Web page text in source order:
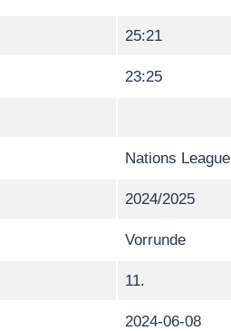
25:21
23:25
Nations League
2024/2025
Vorrunde
11.
2024-06-08